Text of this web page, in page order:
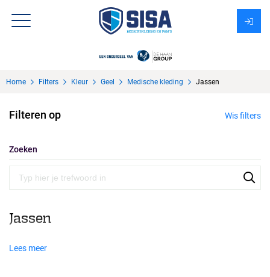
Over Sisa
KMS
Uitzendbureau?
Home Filters Kleur Geel Medische kleding Jassen
Filteren op Wis filters
Zoeken
Jassen
Lees meer